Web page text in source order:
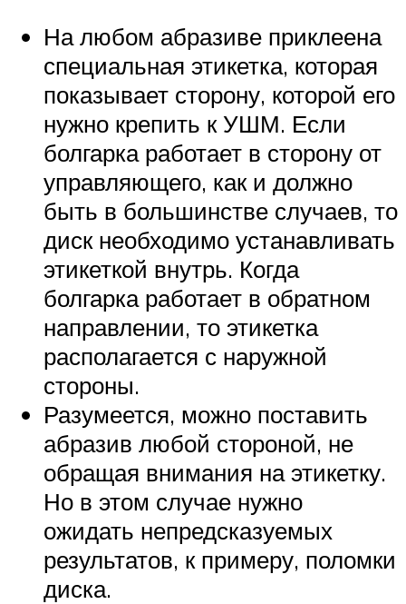
На любом абразиве приклеена
специальная этикетка, которая
показывает сторону, которой его
нужно крепить к УШМ. Если
болгарка работает в сторону от
управляющего, как и должно
быть в большинстве случаев, то
диск необходимо устанавливать
этикеткой внутрь. Когда
болгарка работает в обратном
направлении, то этикетка
располагается с наружной
стороны.
Разумеется, можно поставить
абразив любой стороной, не
обращая внимания на этикетку.
Но в этом случае нужно
ожидать непредсказуемых
результатов, к примеру, поломки
диска.